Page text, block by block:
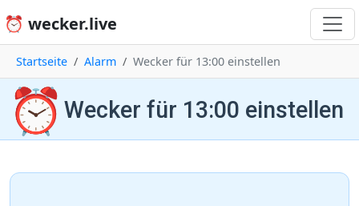
⏰ wecker.live
Startseite Alarm Wecker für 13:00 einstellen
⏰ Wecker für 13:00 einstellen